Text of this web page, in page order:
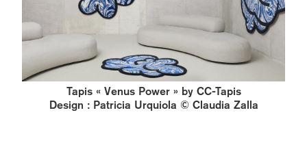
Tapis « Venus Power » by CC-Tapis
Design : Patricia Urquiola © Claudia Zalla